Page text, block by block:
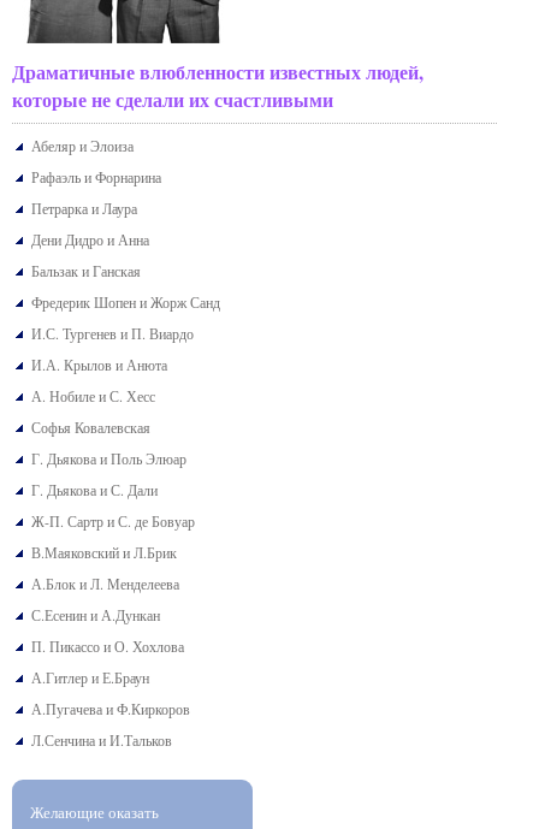
Драматичные влюбленности известных людей,
которые не сделали их счастливыми
Абеляр и Элоиза
Рафаэль и Форнарина
Петрарка и Лаура
Дени Дидро и Анна
Бальзак и Ганская
Фредерик Шопен и Жорж Санд
И.С. Тургенев и П. Виардо
И.А. Крылов и Анюта
А. Нобиле и С. Хесс
Софья Ковалевская
Г. Дьякова и Поль Элюар
Г. Дьякова и С. Дали
Ж-П. Сартр и С. де Бовуар
В.Маяковский и Л.Брик
А.Блок и Л. Менделеева
С.Есенин и А.Дункан
П. Пикассо и О. Хохлова
А.Гитлер и Е.Браун
А.Пугачева и Ф.Киркоров
Л.Сенчина и И.Тальков
Желающие оказать